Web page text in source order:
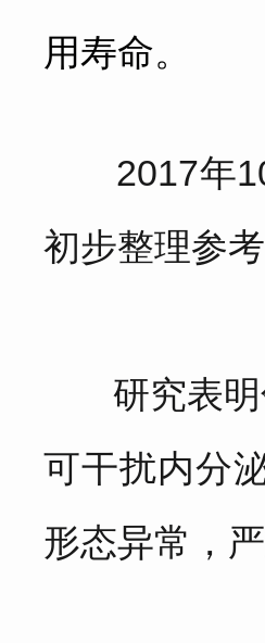
用寿命。
2017年
初步整理参
研究表明
可干扰内分
形态异常，